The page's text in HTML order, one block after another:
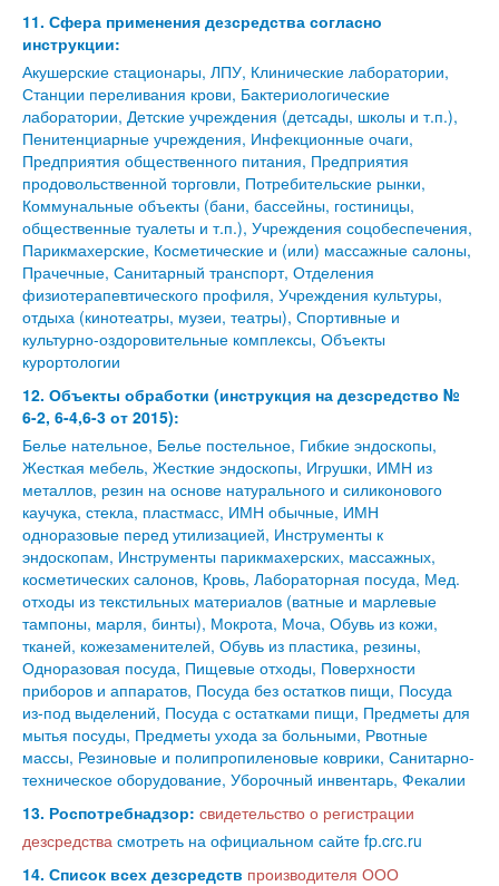
11. Сфера применения дезсредства согласно
инструкции:
Акушерские стационары, ЛПУ, Клинические лаборатории,
Станции переливания крови, Бактериологические
лаборатории, Детские учреждения (детсады, школы и т.п.),
Пенитенциарные учреждения, Инфекционные очаги,
Предприятия общественного питания, Предприятия
продовольственной торговли, Потребительские рынки,
Коммунальные объекты (бани, бассейны, гостиницы,
общественные туалеты и т.п.), Учреждения соцобеспечения,
Парикмахерские, Косметические и (или) массажные салоны,
Прачечные, Санитарный транспорт, Отделения
физиотерапевтического профиля, Учреждения культуры,
отдыха (кинотеатры, музеи, театры), Спортивные и
культурно-оздоровительные комплексы, Объекты
курортологии
12. Объекты обработки (инструкция на дезсредство №
6-2, 6-4,6-3 от 2015):
Белье нательное, Белье постельное, Гибкие эндоскопы,
Жесткая мебель, Жесткие эндоскопы, Игрушки, ИМН из
металлов, резин на основе натурального и силиконового
каучука, стекла, пластмасс, ИМН обычные, ИМН
одноразовые перед утилизацией, Инструменты к
эндоскопам, Инструменты парикмахерских, массажных,
косметических салонов, Кровь, Лабораторная посуда, Мед.
отходы из текстильных материалов (ватные и марлевые
тампоны, марля, бинты), Мокрота, Моча, Обувь из кожи,
тканей, кожезаменителей, Обувь из пластика, резины,
Одноразовая посуда, Пищевые отходы, Поверхности
приборов и аппаратов, Посуда без остатков пищи, Посуда
из-под выделений, Посуда с остатками пищи, Предметы для
мытья посуды, Предметы ухода за больными, Рвотные
массы, Резиновые и полипропиленовые коврики, Санитарно-
техническое оборудование, Уборочный инвентарь, Фекалии
13. Роспотребнадзор: свидетельство о регистрации
дезсредства смотреть на официальном сайте fp.crc.ru
14. Список всех дезсредств производителя ООО